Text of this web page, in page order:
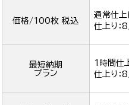
価格/100枚 税込
通常仕
仕上り：8
最短納期
プラン
1時間仕
仕上り：8